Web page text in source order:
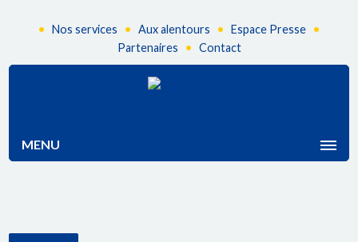
• Nos services • Aux alentours • Espace Presse •
Partenaires • Contact
MENU